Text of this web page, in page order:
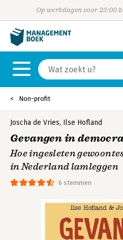
Op werkdagen voor 23:00
Non-profit
6 stemmen
Joscha de Vries, Ilse Hofland
Gevangen in
Hoe ingesleten
in Nederland lamleggen